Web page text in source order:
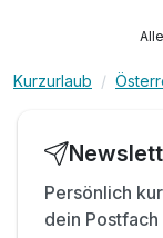
inkl.
inkl. Vital
inkl. 3 Tage
inkl. W-Lan
Kurzurlaub
Persönlich
dein Postfach